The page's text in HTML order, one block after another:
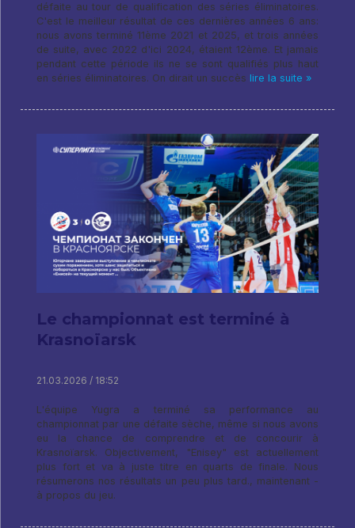
défaite au tour de qualification des séries éliminatoires.
C'est le meilleur résultat de ces dernières années 6 ans:
nous avons terminé 11ème 2021 et 2025, et trois années
de suite, avec 2022 d'ici 2024, étaient 12ème. Et jamais
pendant cette période ils ne se sont qualifiés plus haut
en séries éliminatoires. On dirait un succès lire la suite »
Le championnat est terminé à
Krasnoïarsk
21.03.2026 / 18:52
L'équipe Yugra a terminé sa performance au
championnat par une défaite sèche, même si nous avons
eu la chance de comprendre et de concourir à
Krasnoïarsk. Objectivement, "Enisey" est actuellement
plus fort et va à juste titre en quarts de finale. Nous
résumerons nos résultats un peu plus tard., maintenant -
à propos du jeu.